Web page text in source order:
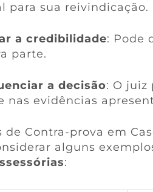
para sua reivindicação.
a credibilidade: Pode
parte.
a decisão: O juiz
nas evidências
de Contra-prova em
alguns
: